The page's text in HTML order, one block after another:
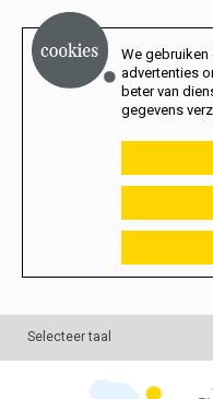
We
advertenties
beter van
gegevens
Selecteer taal